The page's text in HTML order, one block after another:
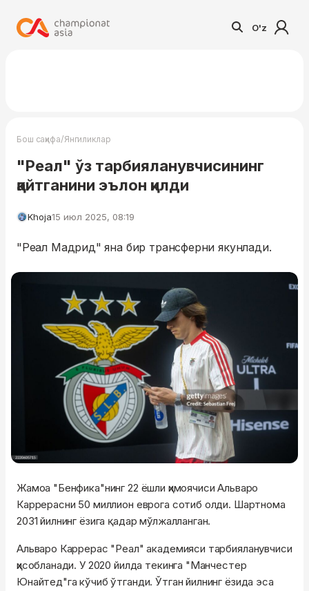
O'z
Бош саҳифа/Янгиликлар
"Реал" ўз тарбияланувчисининг
қайтганини эълон қилди
Khoja15 июл 2025, 08:19
"Реал Мадрид" яна бир трансферни якунлади.
Жамоа "Бенфика"нинг 22 ёшли ҳимоячиси Альваро
Каррерасни 50 миллион еврога сотиб олди. Шартнома
2031 йилнинг ёзига қадар мўлжалланган.
Альваро Каррерас "Реал" академияси тарбияланувчиси
ҳисобланади. У 2020 йилда текинга "Манчестер
Юнайтед"га кўчиб ўтганди. Ўтган йилнинг ёзида эса